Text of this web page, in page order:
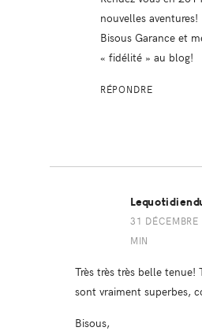
nouvelles aventures!
Bisous Garance et
« fidélité » au blog!
RÉPONDRE
31
MIN
Très très très belle tenue!
sont vraiment superbes,
Bisous,